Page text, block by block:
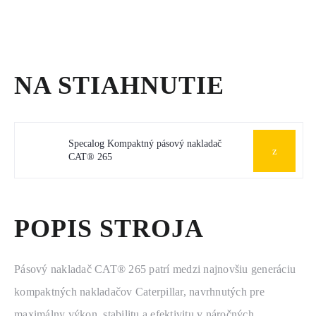
NA STIAHNUTIE
Specalog Kompaktný pásový nakladač
CAT® 265
POPIS STROJA
Pásový nakladač CAT® 265 patrí medzi najnovšiu generáciu
kompaktných nakladačov Caterpillar, navrhnutých pre